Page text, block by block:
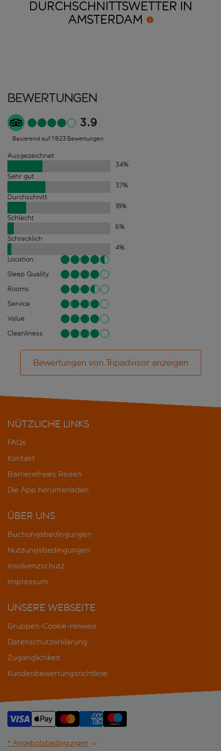
DURCHSCHNITTSWETTER IN
AMSTERDAM
Bewertungen
3.9
Basierend auf 1'823 Bewertungen
Ausgezeichnet
34%
Sehr gut
37%
Durchschnitt
18%
Schlecht
6%
Schrecklich
4%
Location
Sleep Quality
Rooms
Service
Value
Cleanliness
Bewertungen von Tripadvisor anzeigen
NÜTZLICHE LINKS
FAQs
Kontakt
Barrierefreies Reisen
Die App herunterladen
ÜBER UNS
Buchungsbedingungen
Nutzungsbedingungen
Insolvenzschutz
Impressum
UNSERE WEBSEITE
Gruppen-Cookie-Hinweis
Datenschutzerklärung
Zugänglichkeit
Kundenbewertungsrichtlinie
* Angebotsbedingungen